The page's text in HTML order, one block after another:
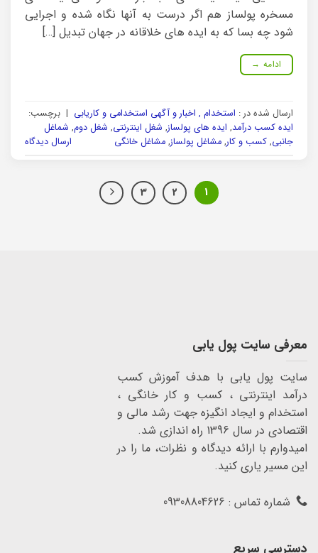
مسخره پولساز هم اگر درست به آنها نگاه شده و اجرایی
شود چه بسا که به ایده های خلاقانه در جهان تبدیل […]
ادامه →
ارسال شده در : استخدام , اخبار و آگهی استخدامی و کاریابی | برچسب:
ایده کسب درآمد, ایده های پولساز, شغل اینترنتی, شغل دوم, شماغل
جانبی, کسب و کار, مشاغل پولساز, مشاغل خانگی ارسال دیدگاه
1
2
3
معرفی سایت پول یابی
سایت پول یابی با هدف آموزش کسب
درآمد اینترنتی ، کسب و کار خانگی ،
استخدام و ایجاد انگیزه جهت رشد مالی و
اقتصادی در سال 1396 راه اندازی شد.
امیدوارم با ارائه دیدگاه و نظرات، ما را در
این مسیر یاری کنید.
شماره تماس : 09308804626